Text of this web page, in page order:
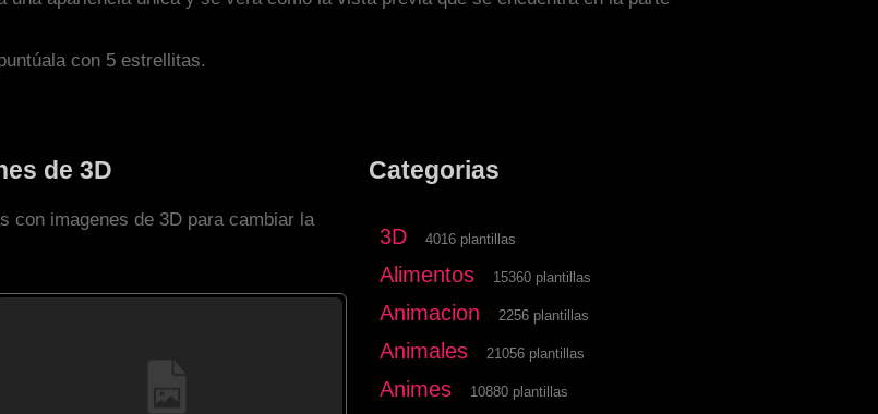
con 5 estrellitas.
de 3D
con imagenes de 3D para cambiar la
Categorias
3D 4016 plantillas
Alimentos 15360 plantillas
Animacion 2256 plantillas
Animales 21056 plantillas
Animes 10880 plantillas